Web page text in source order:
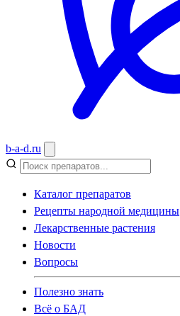
b-a-d.ru
Каталог препаратов
Рецепты народной медицины
Лекарственные растения
Новости
Вопросы
Полезно знать
Всё о БАД